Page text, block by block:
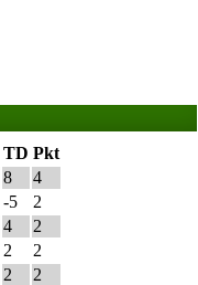
TD Pkt
8
4
-5
2
4
2
2
2
2
2